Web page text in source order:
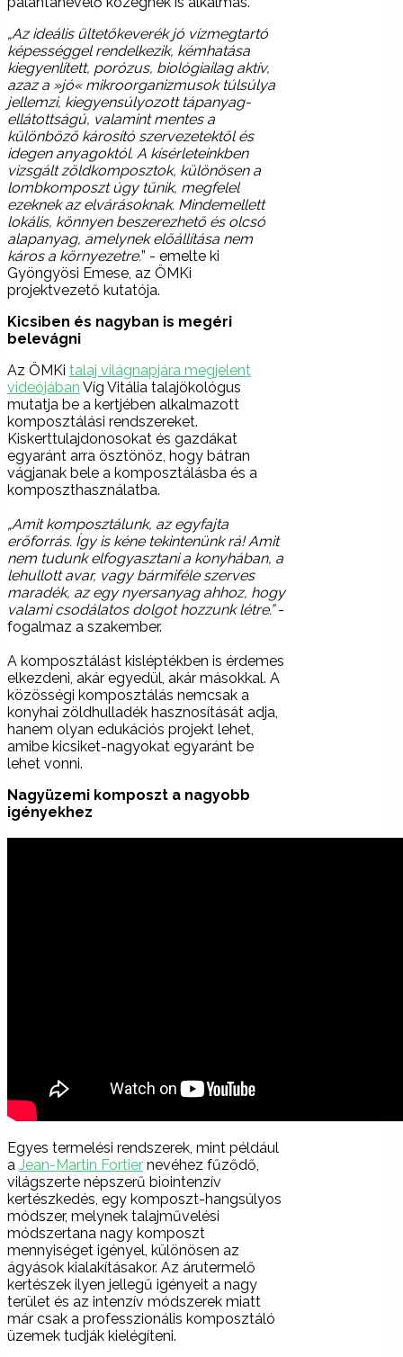
„Az ideális ültetőkeverék jó vízmegtartó
képességgel rendelkezik, kémhatása
kiegyenlített, porózus, biológiailag aktív,
azaz a »jó« mikroorganizmusok túlsúlya
jellemzi, kiegyensúlyozott tápanyag-
ellátottságú, valamint mentes a
különböző károsító szervezetektől és
idegen anyagoktól. A kísérleteinkben
vizsgált zöldkomposztok, különösen a
lombkomposzt úgy tűnik, megfelel
ezeknek az elvárásoknak. Mindemellett
lokális, könnyen beszerezhető és olcsó
alapanyag, amelynek előállítása nem
káros a környezetre.” - emelte ki
Gyöngyösi Emese, az ÖMKi
projektvezető kutatója.
Kicsiben és nagyban is megéri
belevágni
Az ÖMKi talaj világnapjára megjelent
videójában Víg Vitália talajökológus
mutatja be a kertjében alkalmazott
komposztálási rendszereket.
Kiskerttulajdonosokat és gazdákat
egyaránt arra ösztönöz, hogy bátran
vágjanak bele a komposztálásba és a
komposzthasználatba.
„Amit komposztálunk, az egyfajta
erőforrás. Így is kéne tekintenünk rá! Amit
nem tudunk elfogyasztani a konyhában, a
lehullott avar, vagy bármiféle szerves
maradék, az egy nyersanyag ahhoz, hogy
valami csodálatos dolgot hozzunk létre.”-
fogalmaz a szakember.
A komposztálást kisléptékben is érdemes
elkezdeni, akár egyedül, akár másokkal. A
közösségi komposztálás nemcsak a
konyhai zöldhulladék hasznosítását adja,
hanem olyan edukációs projekt lehet,
amibe kicsiket-nagyokat egyaránt be
lehet vonni.
Nagyüzemi komposzt a nagyobb
igényekhez
Egyes termelési rendszerek, mint például
a Jean-Martin Fortier nevéhez fűződő,
világszerte népszerű biointenzív
kertészkedés, egy komposzt-hangsúlyos
módszer, melynek talajművelési
módszertana nagy komposzt
mennyiséget igényel, különösen az
ágyások kialakításakor. Az árutermelő
kertészek ilyen jellegű igényeit a nagy
terület és az intenzív módszerek miatt
már csak a professzionális komposztáló
üzemek tudják kielégíteni.